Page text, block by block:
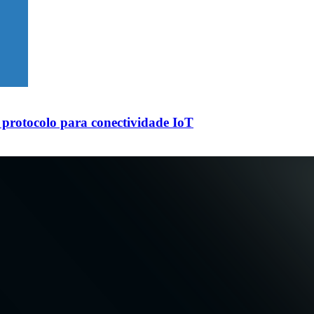
para conectividade IoT